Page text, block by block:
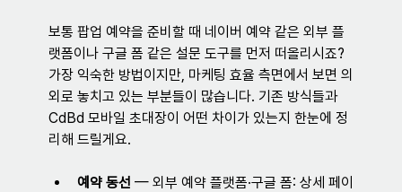
보통 팝업 예약을 준비할 때 네이버 예약 같은 외부 플
랫폼이나 구글 폼 같은 설문 도구를 먼저 떠올리시죠?
가장 익숙한 방법이지만, 마케팅 효율 측면에서 보면 의
외로 놓치고 있는 부분들이 많습니다. 기존 방식들과
CdBd 모바일 초대장이 어떤 차이가 있는지 한눈에 정
리해 드릴게요.
예약 동선 — 외부 예약 플랫폼·구글 폼: 상세 페이